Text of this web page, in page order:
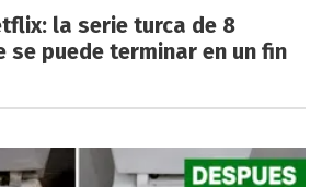
la serie turca de 8
se puede terminar en un fin